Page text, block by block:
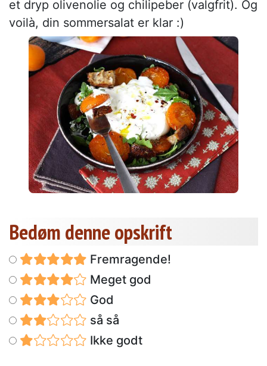
et dryp olivenolie og chilipeber (valgfrit). Og
voilà, din sommersalat er klar :)
Bedøm denne opskrift
Fremragende!
Meget god
God
så så
Ikke godt